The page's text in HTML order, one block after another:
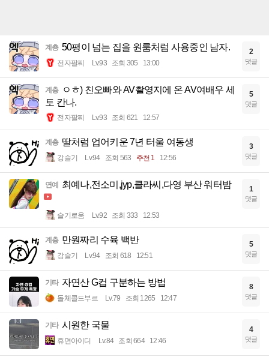
계층 50평이 넘는 집을 원룸처럼 사용중인 남자.
전자팔찌 Lv.93 조회 305 13:00
2
댓글
계층
ㅇㅎ) 친오빠와 AV촬영지에 온 AV여배우 세
토 칸나.
전자팔찌 Lv.93 조회 621 12:57
5
댓글
계층 딸처럼 업어키운 7년 터울 여동생
강슬기 Lv.94 조회 563 추천 1 12:56
3
댓글
연예 최예나,전소미,jyp,클라씨,다영 부산 워터밤
슬기로움 Lv.92 조회 333 12:53
1
댓글
계층 만원짜리 수육 백반
강슬기 Lv.94 조회 618 12:51
5
댓글
기타 자연산 G컵 구분하는 방법
돌체콜드부르 Lv.79 조회 1265 12:47
8
댓글
기타 시원한 국물
휴면아이디 Lv.84 조회 664 12:46
4
댓글